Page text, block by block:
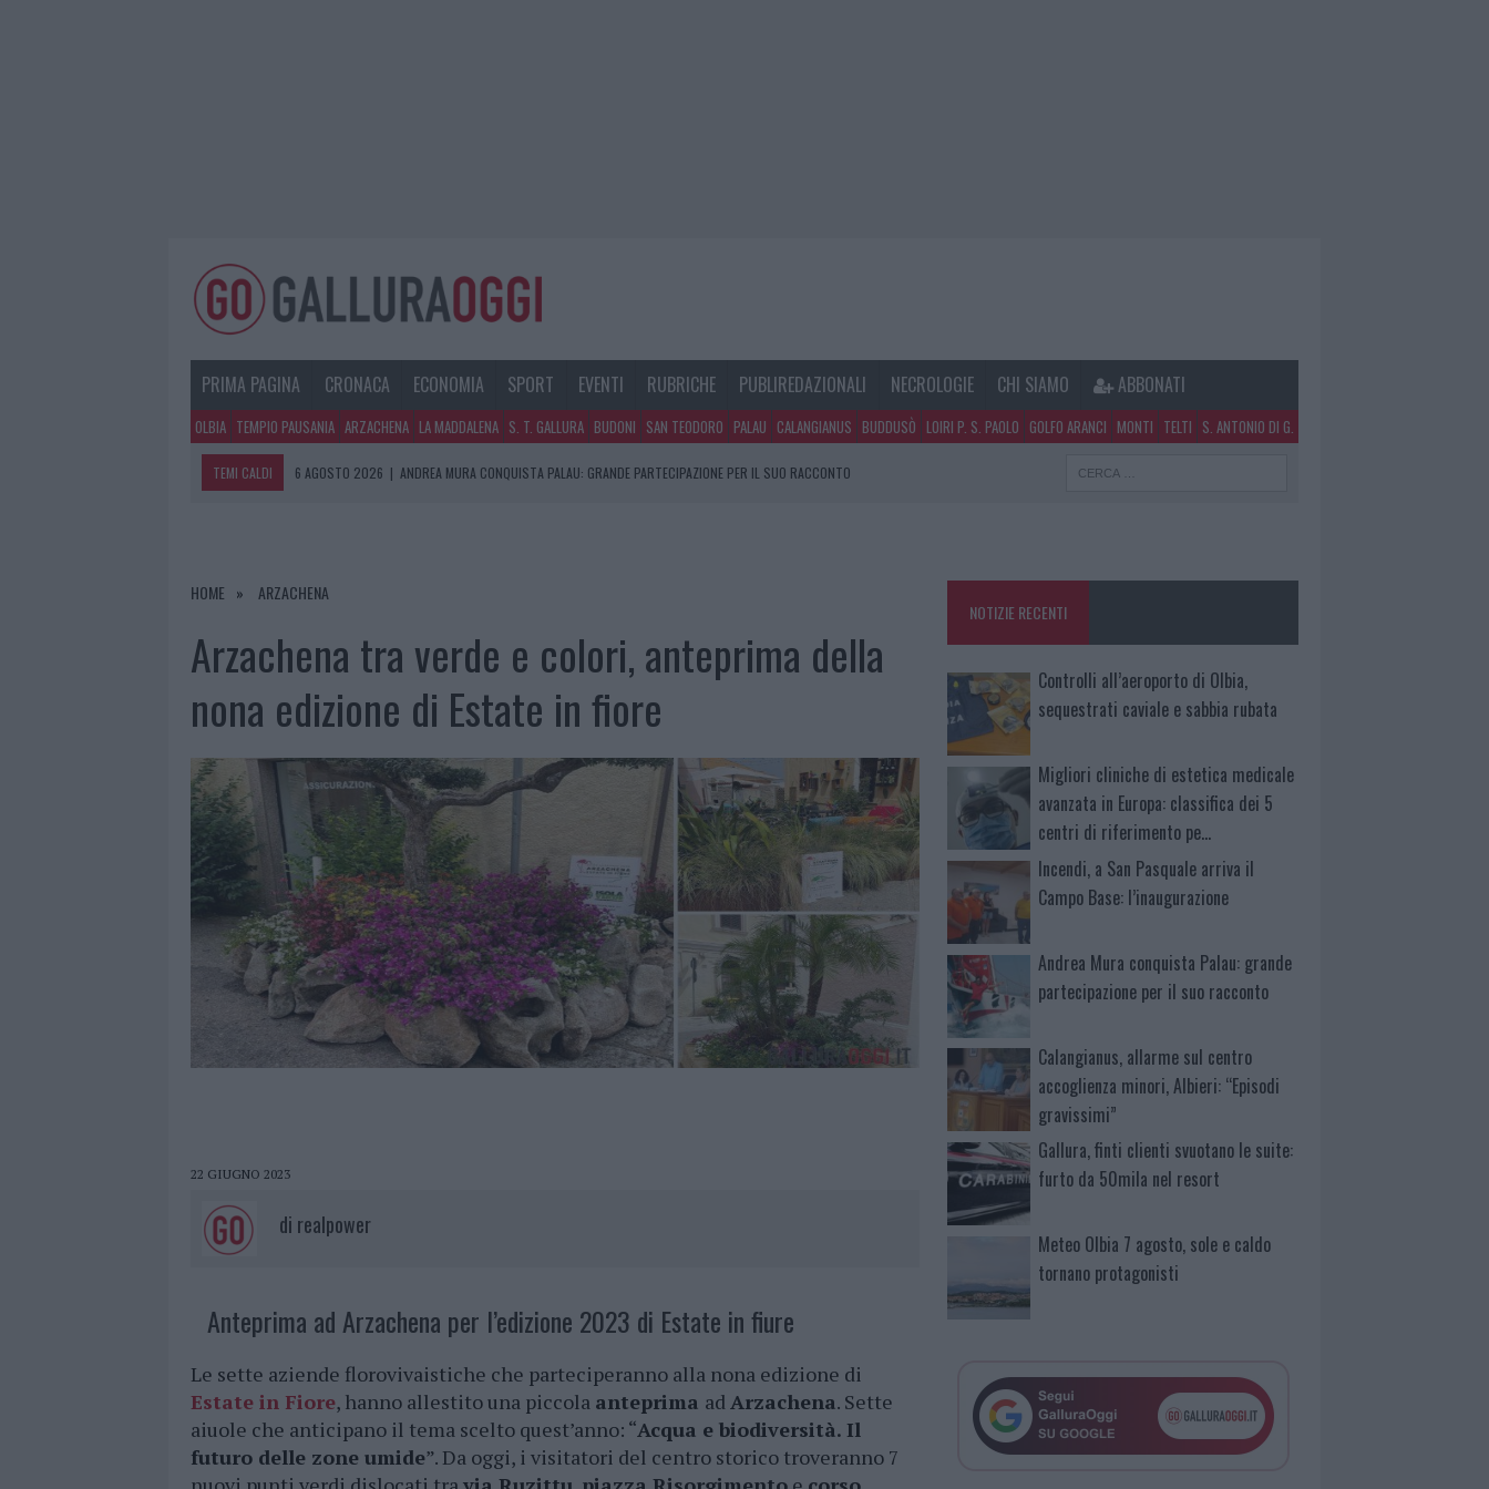
PRIMA PAGINA CRONACA ECONOMIA SPORT EVENTI RUBRICHE PUBLIREDAZIONALI NECROLOGIE CHI SIAMO ABBONATI
OLBIA TEMPIO PAUSANIA ARZACHENA LA MADDALENA S. T. GALLURA BUDONI SAN TEODORO PALAU CALANGIANUS BUDDUSÒ LOIRI P. S. PAOLO GOLFO ARANCI MONTI TELTI S. ANTONIO DI G.
TEMI CALDI 6 AGOSTO 2026 | CALANGIANUS, ALLARME SUL CENTRO ACCOGLIENZA MINORI, ALBIERI: “EPISODI GRAVISSIMI”
PER I TRATTAMENTI LASER NON INVASIVI
6 AGOSTO 2026 | ANDREA MURA CONQUISTA PALAU: GRANDE PARTECIPAZIONE PER IL SUO RACCONTO
HOME ARZACHENA
Arzachena tra verde e colori, anteprima della
nona edizione di Estate in fiore
22 GIUGNO 2023
di realpower
Anteprima ad Arzachena per l’edizione 2023 di Estate in fiure
Le sette aziende florovivaistiche che parteciperanno alla nona edizione di
Estate in Fiore, hanno allestito una piccola anteprima adArzachena. Sette
aiuole che anticipano il tema scelto quest’anno: “Acqua e biodiversità. Il
futuro delle zone umide”. Da oggi, i visitatori del centro storico troveranno 7
NOTIZIE RECENTI
Controlli all’aeroporto di Olbia,
sequestrati caviale e sabbia rubata
Migliori cliniche di estetica medicale
avanzata in Europa: classifica dei 5
centri di riferimento pe…
Incendi, a San Pasquale arriva il
Campo Base: l’inaugurazione
Andrea Mura conquista Palau: grande
partecipazione per il suo racconto
Calangianus, allarme sul centro
accoglienza minori, Albieri: “Episodi
gravissimi”
Gallura, finti clienti svuotano le suite:
furto da 50mila nel resort
Meteo Olbia 7 agosto, sole e caldo
tornano protagonisti